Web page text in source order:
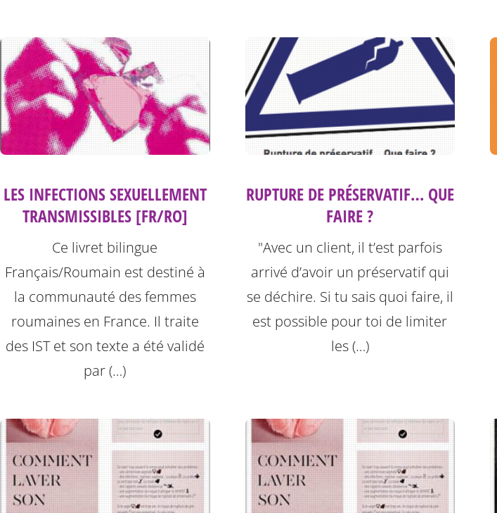
LES INFECTIONS SEXUELLEMENT
TRANSMISSIBLES [FR/RO]
Ce livret bilingue
Français/Roumain est destiné à
la communauté des femmes
roumaines en France. Il traite
des IST et son texte a été validé
par (…)
RUPTURE DE PRÉSERVATIF… QUE
FAIRE ?
"Avec un client, il t’est parfois
arrivé d’avoir un préservatif qui
se déchire. Si tu sais quoi faire, il
est possible pour toi de limiter
les (…)